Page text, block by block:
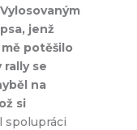
jenž
potěšilo
rally se
na
si
spolupráci